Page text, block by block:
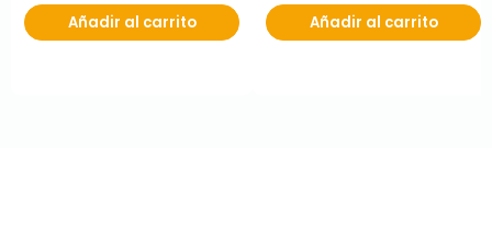
Añadir al carrito Añadir al carrito